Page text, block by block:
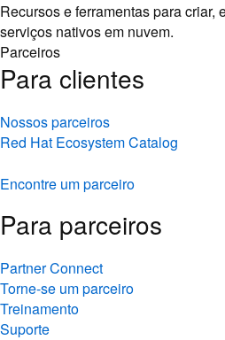
Recursos e ferramentas para criar,
serviços nativos em nuvem.
Parceiros
Para clientes
Nossos parceiros
Red Hat Ecosystem Catalog
Encontre um parceiro
Para parceiros
Partner Connect
Torne-se um parceiro
Treinamento
Suporte